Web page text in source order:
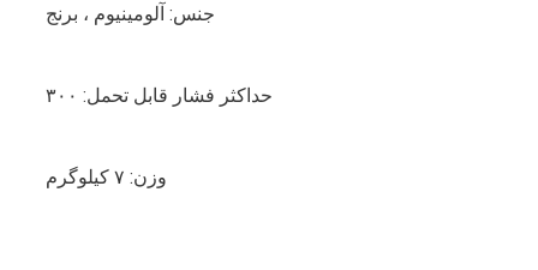
جنس: آلومینیوم ، برنج
حداکثر فشار قابل تحمل: ۳۰۰
وزن: ۷ کیلوگرم